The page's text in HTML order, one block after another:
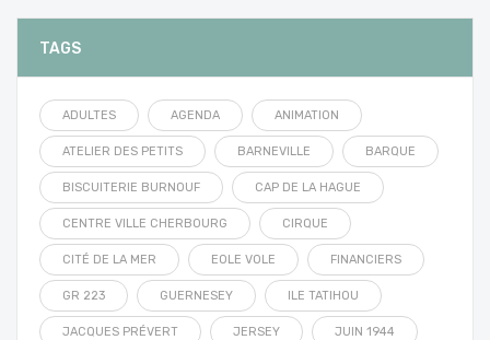
TAGS
ADULTES AGENDA ANIMATION
ATELIER DES PETITS BARNEVILLE BARQUE
BISCUITERIE BURNOUF CAP DE LA HAGUE
CENTRE VILLE CHERBOURG CIRQUE
CITÉ DE LA MER EOLE VOLE FINANCIERS
GR 223 GUERNESEY ILE TATIHOU
JACQUES PRÉVERT JERSEY JUIN 1944